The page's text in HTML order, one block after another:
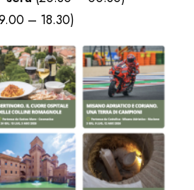
– 18.30)